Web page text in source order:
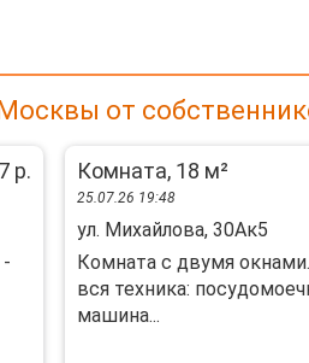
от
р. Комната, 18 м²
25.07.26 19:48
ул. Михайлова, 30Ак5
Комната с двумя
вся техника:
машина...